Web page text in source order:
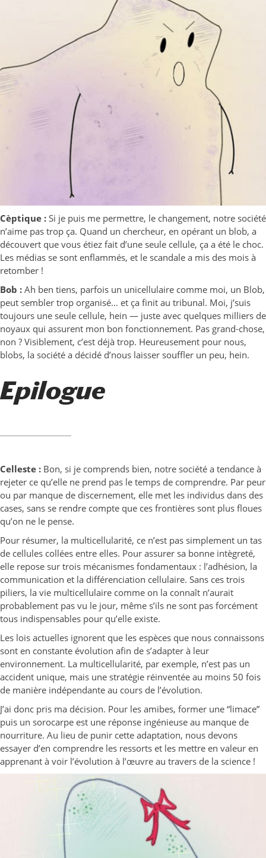
Cèptique : Si je puis me permettre, le changement, notre société
n’aime pas trop ça. Quand un chercheur, en opérant un blob, a
découvert que vous étiez fait d’une seule cellule, ça a été le choc.
Les médias se sont enflammés, et le scandale a mis des mois à
retomber !
Bob : Ah ben tiens, parfois un unicellulaire comme moi, un Blob,
peut sembler trop organisé… et ça finit au tribunal. Moi, j’suis
toujours une seule cellule, hein — juste avec quelques milliers de
noyaux qui assurent mon bon fonctionnement. Pas grand-chose,
non ? Visiblement, c’est déjà trop. Heureusement pour nous,
blobs, la société a décidé d’nous laisser souffler un peu, hein.
Epilogue
Celleste : Bon, si je comprends bien, notre société a tendance à
rejeter ce qu’elle ne prend pas le temps de comprendre. Par peur
ou par manque de discernement, elle met les individus dans des
cases, sans se rendre compte que ces frontières sont plus floues
qu’on ne le pense.
Pour résumer, la multicellularité, ce n’est pas simplement un tas
de cellules collées entre elles. Pour assurer sa bonne intègreté,
elle repose sur trois mécanismes fondamentaux : l’adhésion, la
communication et la différenciation cellulaire. Sans ces trois
piliers, la vie multicellulaire comme on la connaît n’aurait
probablement pas vu le jour, même s’ils ne sont pas forcément
tous indispensables pour qu’elle existe.
Les lois actuelles ignorent que les espèces que nous connaissons
sont en constante évolution afin de s’adapter à leur
environnement. La multicellularité, par exemple, n’est pas un
accident unique, mais une stratégie réinventée au moins 50 fois
de manière indépendante au cours de l’évolution.
J’ai donc pris ma décision. Pour les amibes, former une “limace”
puis un sorocarpe est une réponse ingénieuse au manque de
nourriture. Au lieu de punir cette adaptation, nous devons
essayer d’en comprendre les ressorts et les mettre en valeur en
apprenant à voir l’évolution à l’œuvre au travers de la science !